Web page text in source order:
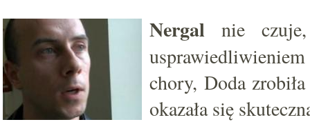
Nergal nie
chory, Doda
okazała się